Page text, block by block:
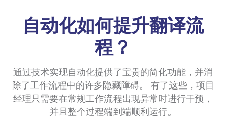
自动化如何提升翻译流
程？
通过技术实现自动化提供了宝贵的简化功能，并消
除了工作流程中的许多隐藏障碍。 有了这些，项目
经理只需要在常规工作流程出现异常时进行干预，
并且整个过程端到端顺利运行。